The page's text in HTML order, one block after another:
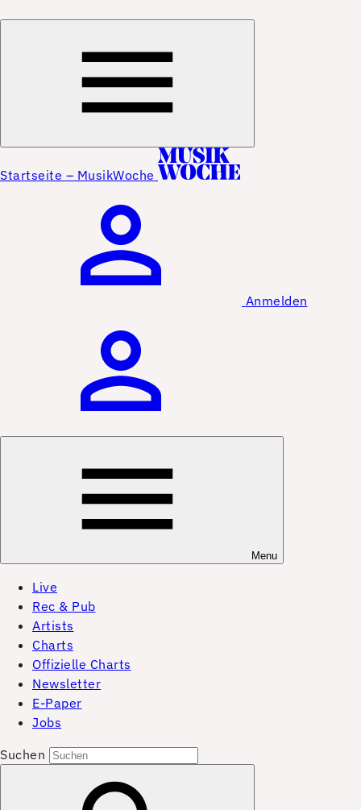
Startseite – MusikWoche
Anmelden
Menu
Live
Rec & Pub
Artists
Charts
Offizielle Charts
Newsletter
E-Paper
Jobs
Suchen